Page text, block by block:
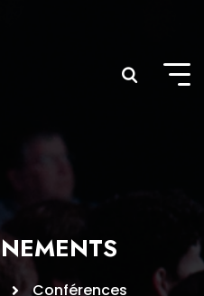
Conférences